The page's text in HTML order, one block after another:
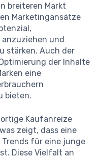
breiteren Markt
Marketingansätze
und
stärken. Auch der
der Inhalte
eine
bieten.
Kaufanreize
zeigt, dass eine
für eine junge
Diese Vielfalt an